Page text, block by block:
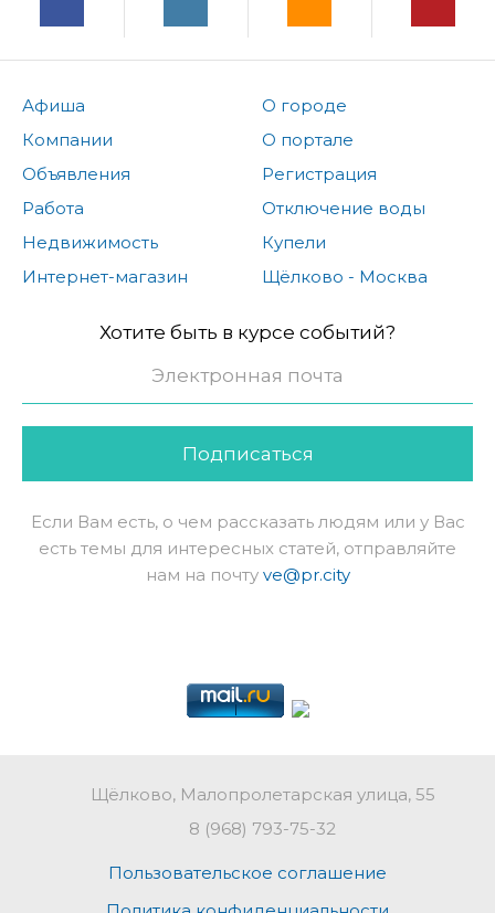
Афиша
Компании
Объявления
Работа
Недвижимость
Интернет-магазин
О городе
О портале
Регистрация
Отключение воды
Купели
Щёлково - Москва
Хотите быть в курсе событий?
Подписаться
Если Вам есть, о чем рассказать людям или у Вас
есть темы для интересных статей, отправляйте
нам на почту ve@pr.city
Щёлково, Малопролетарская улица, 55
8 (968) 793-75-32
Пользовательское соглашение